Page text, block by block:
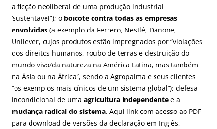
a ficção neoliberal de uma produção industrial
‘sustentável”); o boicote contra todas as empresas
envolvidas (a exemplo da Ferrero, Nestlé, Danone,
Unilever, cujos produtos estão impregnados por “violações
dos direitos humanos, roubo de terras e destruição do
mundo vivo/da natureza na América Latina, mas também
na Ásia ou na África”, sendo a Agropalma e seus clientes
“os exemplos mais cínicos de um sistema global”); defesa
incondicional de uma agricultura independente e a
mudança radical do sistema. Aqui link com acesso ao PDF
para download de versões da declaração em Inglês,